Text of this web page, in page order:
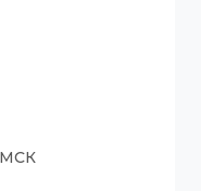
МСК